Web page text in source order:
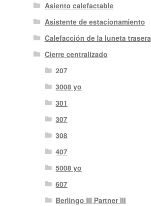
Asiento calefactable
Asistente de estacionamiento
Calefacción de la luneta trasera
Cierre centralizado
207
3008 yo
301
307
308
407
5008 yo
607
Berlingo III Partner III